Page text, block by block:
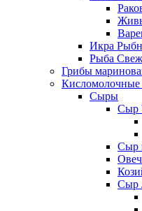
Икра
Рыба
Грибы
Кисломолочные
Сыры
Сыр
Сыр
Сыр